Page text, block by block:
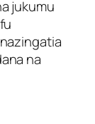
jukumu
na